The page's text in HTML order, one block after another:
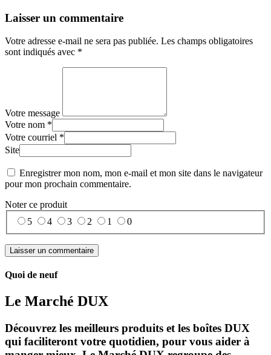
Laisser un commentaire
Votre adresse e-mail ne sera pas publiée. Les champs obligatoires
sont indiqués avec *
Votre message
Votre nom *
Votre courriel *
Site
Enregistrer mon nom, mon e-mail et mon site dans le navigateur
pour mon prochain commentaire.
Noter ce produit
5
4 3 2 1 0
Quoi de neuf
Le Marché DUX
Découvrez les meilleurs produits et les boîtes DUX
qui faciliteront votre quotidien, pour vous aider à